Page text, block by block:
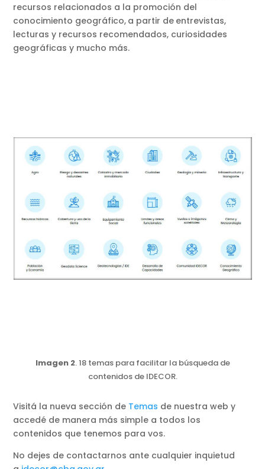
recursos relacionados a la promoción del
conocimiento geográfico, a partir de entrevistas,
lecturas y recursos recomendados, curiosidades
geográficas y mucho más.
Imagen 2. 18 temas para facilitar la búsqueda de
contenidos de IDECOR.
Visitá la nueva sección de Temas de nuestra web y
accedé de manera más simple a todos los
contenidos que tenemos para vos.
No dejes de contactarnos ante cualquier inquietud